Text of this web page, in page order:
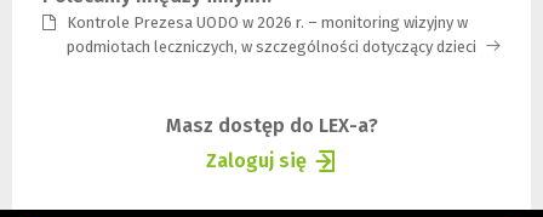
Kontrole Prezesa UODO w 2026 r. – monitoring wizyjny w
podmiotach leczniczych, w szczególności dotyczący dzieci
Masz dostęp do LEX-a?
Zaloguj się
(Nowe
okno)
(Link
do